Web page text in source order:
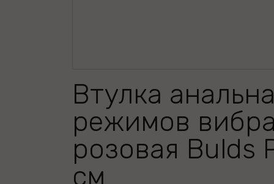
Втулка
режимов
розовая Bulds
см